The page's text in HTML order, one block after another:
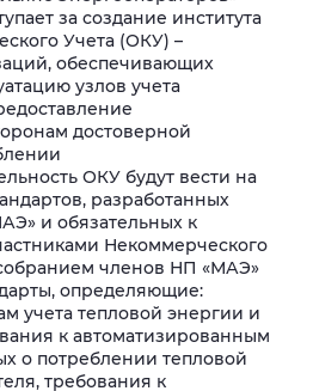
за создание института
Учета (ОКУ) –
обеспечивающих
узлов учета
достоверной
ОКУ будут вести на
разработанных
и обязательных к
Некоммерческого
членов НП «МАЭ»
определяющие:
учета тепловой энергии и
к автоматизированным
о потреблении тепловой
требования к